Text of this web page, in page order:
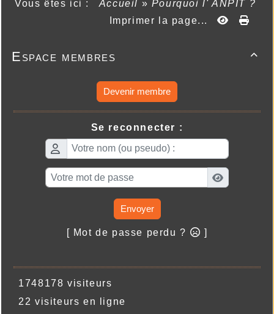
Vous êtes ici : Accueil » Pourquoi l' ANPIT ?
Imprimer la page...

Espace membres
Devenir membre
Se reconnecter :
Envoyer
[ Mot de passe perdu ? ]
1748178 visiteurs
22 visiteurs en ligne